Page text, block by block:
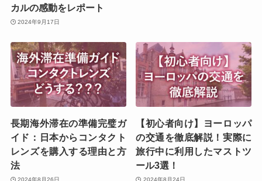
カルの感動をレポート
2024年9月17日
長期海外滞在の準備完璧ガ
イド：日本からコンタクト
レンズを購入する理由と方
法
2024年8月26日
【初心者向け】ヨーロッパ
の交通を徹底解説！実際に
旅行中に利用したマストツ
ール3選！
2024年8月24日